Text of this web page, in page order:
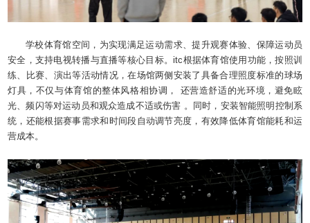
学校体育馆空间，为实现满足运动需求、提升观赛体验、保障运动员
安全，支持电视转播与直播等核心目标。itc根据体育馆使用功能，按照训
练、比赛、演出等活动情况，在场馆两侧安装了具备合理照度标准的球场
灯具，不仅与体育馆的整体风格相协调， 还营造舒适的光环境，避免眩
光、频闪等对运动员和观众造成不适或伤害 。同时，安装智能照明控制系
统，还能根据赛事需求和时间段自动调节亮度，有效降低体育馆能耗和运
营成本。